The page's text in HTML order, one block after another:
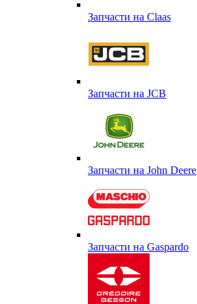
Запчасти на Сlaas
Запчасти на JCB
Запчасти на John Deere
Запчасти на Gaspardo